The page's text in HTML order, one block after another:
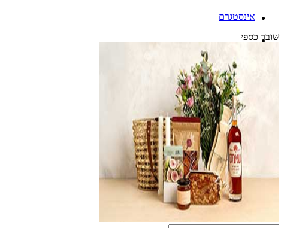
אינסטגרם
שובר כספי